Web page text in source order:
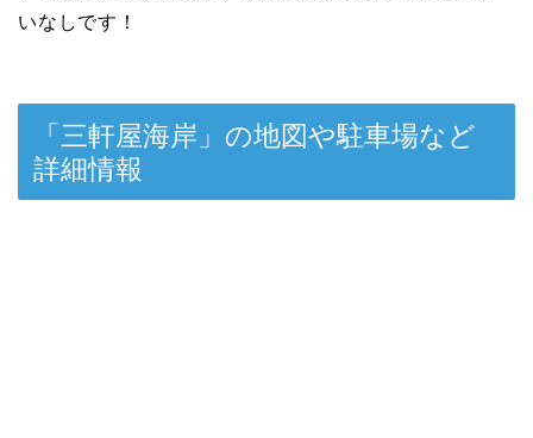
いなしです！
「三軒屋海岸」の地図や駐車場など
詳細情報